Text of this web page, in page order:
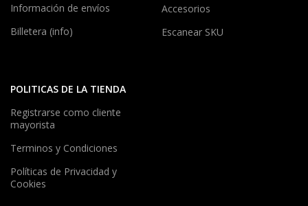
Información de envíos
Billetera (info)
Accesorios
Escanear SKU
POLITICAS DE LA TIENDA
Registrarse como cliente
mayorista
Terminos y Condiciones
Políticas de Privacidad y
Cookies